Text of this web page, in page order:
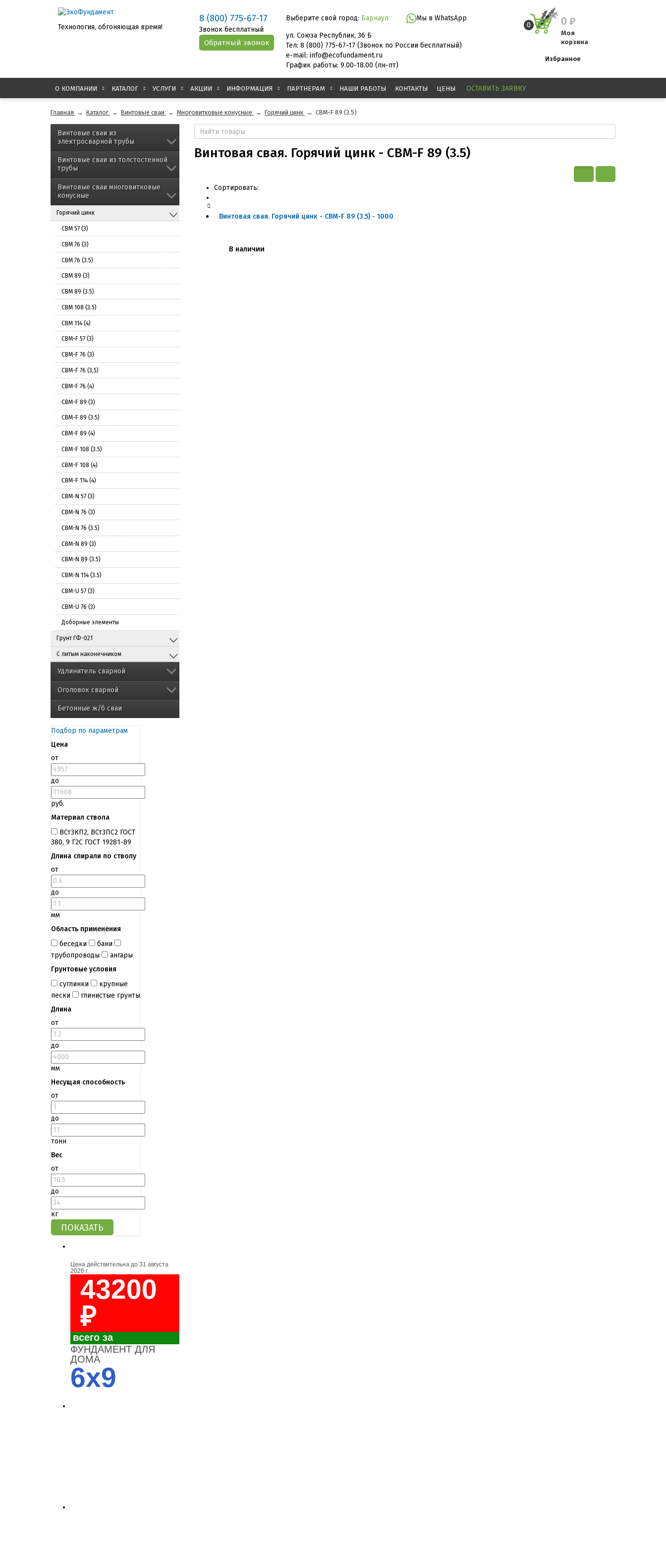
Технология, обгоняющая время!
8 (800) 775-67-17
Звонок бесплатный
Выберите свой город: Барнаул Мы в WhatsApp
ул. Союза Республик, 36 Б
Тел: 8 (800) 775-67-17 (Звонок по России бесплатный)
e-mail: info@ecofundament.ru
График работы: 9.00-18.00 (пн-пт)
0 0 ₽
Моя
корзина
Избранное
О КОМПАНИИ КАТАЛОГ УСЛУГИ АКЦИИ ИНФОРМАЦИЯ ПАРТНЕРАМ НАШИ РАБОТЫ КОНТАКТЫ ЦЕНЫ ОСТАВИТЬ ЗАЯВКУ
Главная → Каталог → Винтовые сваи → Многовитковые конусные → Горячий цинк → СВМ-F 89 (3.5)
Винтовые сваи из
электросварной трубы
Винтовые сваи из толстостенной
трубы
Винтовые сваи многовитковые
конусные
Горячий цинк
СВМ 57 (3)
СВМ 76 (3)
СВМ 76 (3.5)
СВМ 89 (3)
СВМ 89 (3.5)
СВМ 108 (3.5)
СВМ 114 (4)
СВМ-F 57 (3)
СВМ-F 76 (3)
СВМ-F 76 (3,5)
СВМ-F 76 (4)
СВМ-F 89 (3)
СВМ-F 89 (3.5)
СВМ-F 89 (4)
СВМ-F 108 (3.5)
СВМ-F 108 (4)
СВМ-F 114 (4)
СВМ-N 57 (3)
СВМ-N 76 (3)
СВМ-N 76 (3.5)
СВМ-N 89 (3)
СВМ-N 89 (3.5)
СВМ-N 114 (3.5)
СВМ-U 57 (3)
СВМ-U 76 (3)
Доборные элементы
Грунт ГФ-021
С литым наконечником
Удлинитель сварной
Оголовок сварной
Бетонные ж/б сваи
Подбор по параметрам
Цена
от
до
руб.
Материал ствола
ВСт3КП2, ВСт3ПС2 ГОСТ
380, 9 Г2С ГОСТ 19281-89
Длина спирали по стволу
от
до
мм
Область применения
беседки
бани
трубопроводы
ангары
Грунтовые условия
суглинки
крупные
пески
глинистые грунты
Длина
от
до
мм
Несущая способность
от
до
тонн
Вес
от
до
кг
Цена действительна до 31 августа
2026 г.
43200
₽
всего за
ФУНДАМЕНТ ДЛЯ
ДОМА
6x9
Винтовая свая. Горячий цинк - СВМ-F 89 (3.5)
Сортировать:
Винтовая свая. Горячий цинк - СВМ-F 89 (3.5) - 1000
В наличии